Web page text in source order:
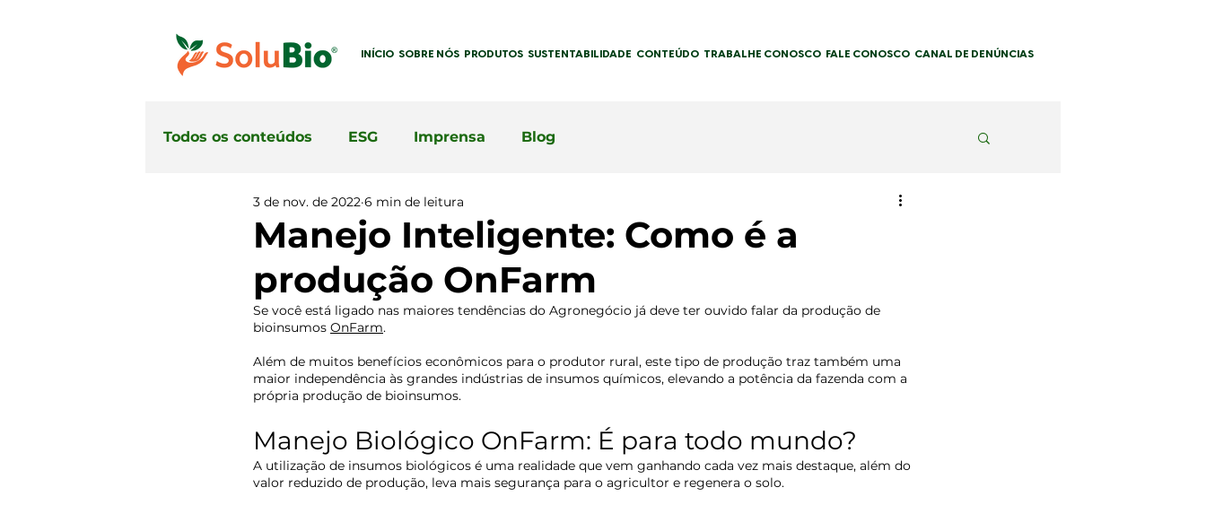
INÍCIO SOBRE NÓS PRODUTOS SUSTENTABILIDADE CONTEÚDO TRABALHE CONOSCO FALE CONOSCO CANAL DE DENÚNCIAS
Todos os conteúdos ESG Imprensa Blog
Manejo Inteligente: Como é a
produção OnFarm
3 de nov. de 2022 6 min de leitura
Se você está ligado nas maiores tendências do Agronegócio já deve ter ouvido falar da produção de
bioinsumos OnFarm.
Além de muitos benefícios econômicos para o produtor rural, este tipo de produção traz também uma
maior independência às grandes indústrias de insumos químicos, elevando a potência da fazenda com a
própria produção de bioinsumos.
Manejo Biológico OnFarm: É para todo mundo?
A utilização de insumos biológicos é uma realidade que vem ganhando cada vez mais destaque, além do
valor reduzido de produção, leva mais segurança para o agricultor e regenera o solo.